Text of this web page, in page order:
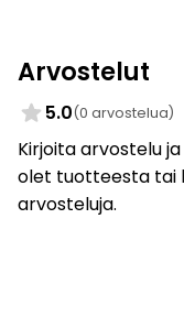
Arvostelut
5.0(0 arvostelua)
Kirjoita arvostelu
olet tuotteesta tai
arvosteluja.